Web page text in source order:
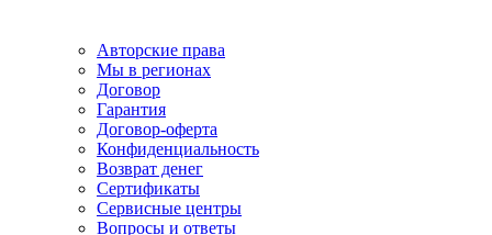
Авторские права
Мы в регионах
Договор
Гарантия
Договор-оферта
Конфиденциальность
Возврат денег
Сертификаты
Сервисные центры
Вопросы и ответы